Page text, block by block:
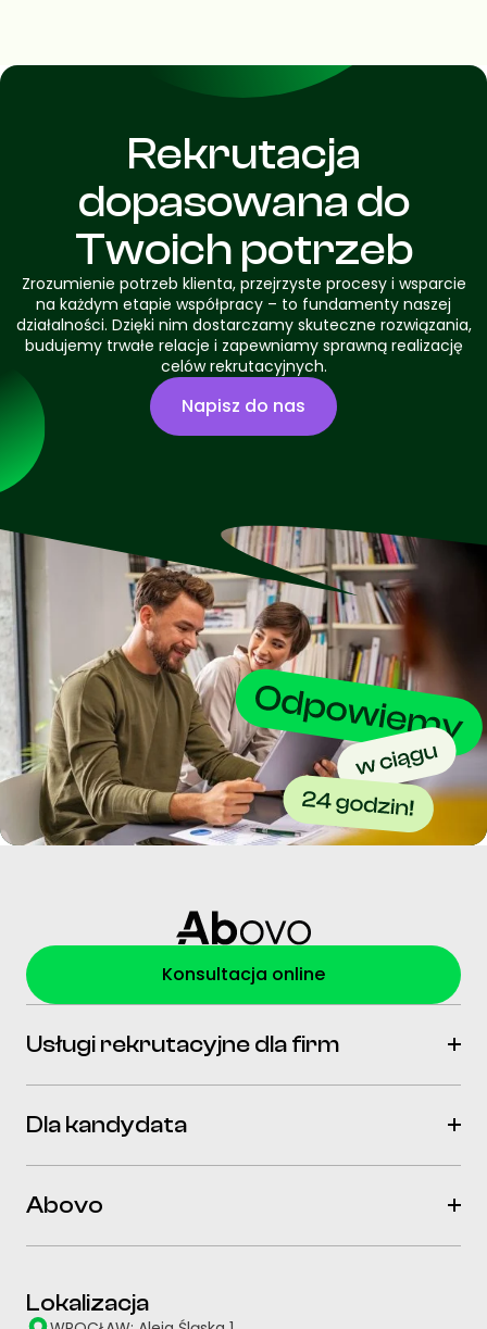
Rekrutacja
dopasowana do
Twoich potrzeb
Zrozumienie potrzeb klienta, przejrzyste procesy i wsparcie
na każdym etapie współpracy – to fundamenty naszej
działalności. Dzięki nim dostarczamy skuteczne rozwiązania,
budujemy trwałe relacje i zapewniamy sprawną realizację
celów rekrutacyjnych.
Napisz do nas
Konsultacja online
Usługi rekrutacyjne dla firm
Dla kandydata
Abovo
Lokalizacja